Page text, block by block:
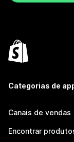
Categorias de
Canais de vendas
Encontrar